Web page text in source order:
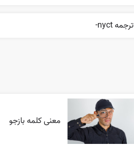
ترجمه nyct-
معنی کلمه بازجو